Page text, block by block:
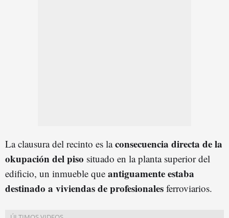
La clausura del recinto es laconsecuencia directa de la
okupación del piso situado en la planta superior del
edificio, un inmueble que antiguamente estaba
destinado a viviendas de profesionales ferroviarios.